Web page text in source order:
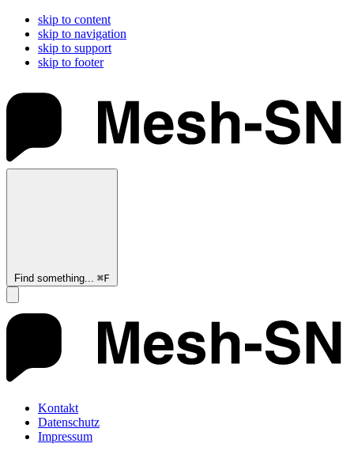
skip to content
skip to navigation
skip to support
skip to footer
Find something... ⌘F
Kontakt
Datenschutz
Impressum